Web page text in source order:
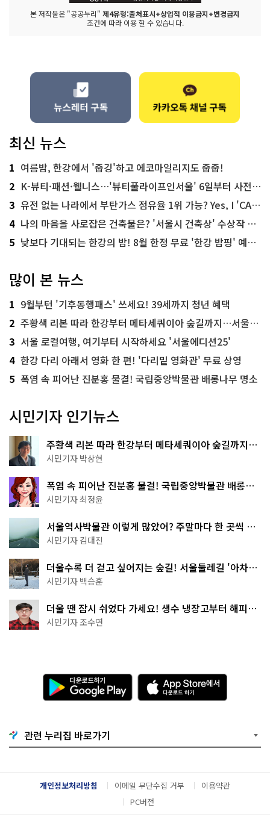
본 저작물은 "공공누리" 제4유형:출처표시+상업적 이용금지+변경금지
조건에 따라 이용 할 수 있습니다.
최신 뉴스
1 여름밤, 한강에서 '줍깅'하고 에코마일리지도 줍줍!
2 K-뷰티·패션·웰니스…'뷰티풀라이프인서울' 6일부터 사전 예약
3 유전 없는 나라에서 부탄가스 점유율 1위 가능? Yes, I 'CAN'
4 나의 마음을 사로잡은 건축물은? '서울시 건축상' 수상작 공개!
5 낮보다 기대되는 한강의 밤! 8월 한정 무료 '한강 밤핑' 예약은?
많이 본 뉴스
1 9월부턴 '기후동행패스' 쓰세요! 39세까지 청년 혜택
2 주황색 리본 따라 한강부터 메타세쿼이아 숲길까지…서울둘레길 15코스
3 서울 로컬여행, 여기부터 시작하세요 '서울에디션25'
4 한강 다리 아래서 영화 한 편! '다리밑 영화관' 무료 상영
5 폭염 속 피어난 진분홍 물결! 국립중앙박물관 배롱나무 명소
시민기자 인기뉴스
주황색 리본 따라 한강부터 메타세쿼이아 숲길까지…
서울둘레길 15코스
시민기자 박상현
폭염 속 피어난 진분홍 물결! 국립중앙박물관 배롱나
무 명소
시민기자 최정윤
서울역사박물관 이렇게 많았어? 주말마다 한 곳씩 떠
나는 역사 산책
시민기자 김대진
더울수록 더 걷고 싶어지는 숲길! 서울둘레길 '아차산
코스'
시민기자 백승훈
더울 땐 잠시 쉬었다 가세요! 생수 냉장고부터 해피소
·무더위쉼터까지
시민기자 조수연
다
운
로
기
G
o
g
l
e
l
A
p
p
e
서
다
운
드
관련 누리집 바로가기
개인정보처리방침 이메일 무단수집 거부
이용약관
PC버전